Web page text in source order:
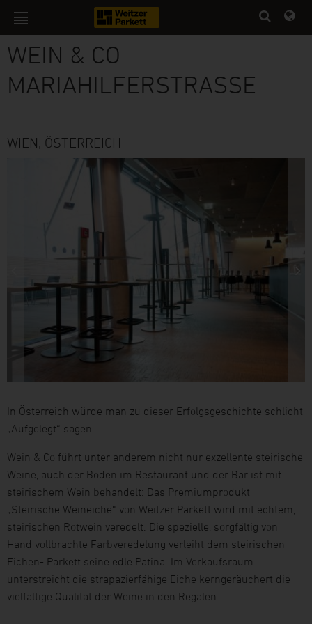
HOTELS & GASTRO
WEIN & CO
MARIAHILFERSTRASSE
WIEN, ÖSTERREICH
In Österreich würde man zu dieser Erfolgsgeschichte schlicht
„Aufgelegt“ sagen.
Wein & Co führt unter anderem nicht nur exzellente steirische
Weine, auch der Boden im Restaurant und der Bar ist mit
steirischem Wein behandelt: Das Premiumprodukt
„Steirische Weineiche“ von Weitzer Parkett wird mit echtem,
steirischen Rotwein veredelt. Die spezielle, sorgfältig von
Hand vollbrachte Farbveredelung verleiht dem steirischen
Eichen- Parkett seine edle Patina. Im Verkaufsraum
unterstreicht die strapazierfähige Eiche kerngeräuchert die
vielfältige Qualität der Weine in den Regalen.